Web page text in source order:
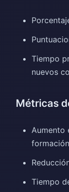
Tiempo
nuevos
Métricas
Aumento
formación
Tiempo